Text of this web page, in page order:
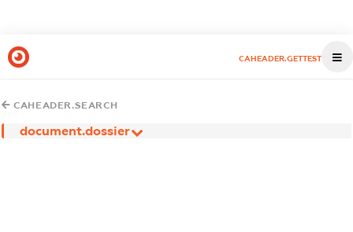
CAHEADER.GETTEST
CAHEADER.SEARCH
document.dossier